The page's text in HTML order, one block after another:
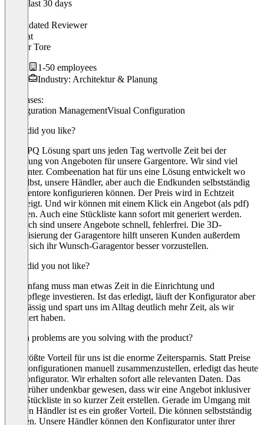
In the last 30 days
Validated Reviewer
at
Lehner Tore
1-50 employees
Industry: Architektur & Planung
Use cases:
Configuration ManagementVisual Configuration
What did you like?
Die CPQ Lösung spart uns jeden Tag wertvolle Zeit bei der
Erstellung von Angeboten für unsere Gargentore. Wir sind viel
effizienter. Combeenation hat für uns eine Lösung entwickelt wo
wir selbst, unsere Händler, aber auch die Endkunden selbstständig
Garagentore konfigurieren können. Der Preis wird in Echtzeit
angezeigt. Und wir können mit einem Klick ein Angebot (als pdf)
erstellen. Auch eine Stückliste kann sofort mit generiert werden.
Dadurch sind unsere Angebote schnell, fehlerfrei. Die 3D-
Visualisierung der Garagentore hilft unseren Kunden außerdem
dabei, sich ihr Wunsch-Garagentor besser vorzustellen.
What did you not like?
Am Anfang muss man etwas Zeit in die Einrichtung und
Datenpflege investieren. Ist das erledigt, läuft der Konfigurator aber
zuverlässig und spart uns im Alltag deutlich mehr Zeit, als wir
investiert haben.
Which problems are you solving with the product?
Der größte Vorteil für uns ist die enorme Zeitersparnis. Statt Preise
und Konfigurationen manuell zusammenzustellen, erledigt das heute
der Konfigurator. Wir erhalten sofort alle relevanten Daten. Das
wäre früher undenkbar gewesen, dass wir eine Angebot inklusiver
einer Stückliste in so kurzer Zeit erstellen. Gerade im Umgang mit
unseren Händler ist es ein großer Vorteil. Die können selbstständig
arbeiten. Unsere Händler können den Konfigurator unter ihrer